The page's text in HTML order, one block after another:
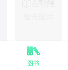
图书